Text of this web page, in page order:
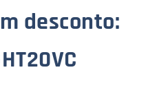
desconto: